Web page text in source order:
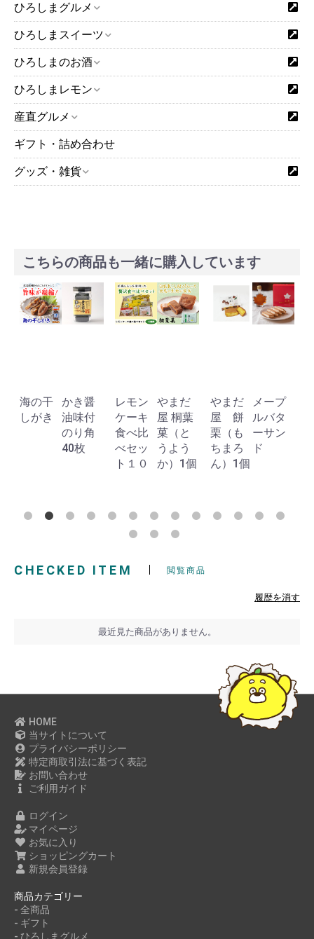
ひろしまグルメ
ひろしまスイーツ
ひろしまのお酒
ひろしまレモン
産直グルメ
ギフト・詰め合わせ
グッズ・雑貨
こちらの商品も一緒に購入しています
海の干
しがき
かき醤
油味付
のり角
40枚
レモン
ケーキ
食べ比
べセッ
ト１０
やまだ
屋 桐葉
菓（と
うよう
か）1個
やまだ
屋 餅
栗（も
ちまろ
ん）1個
メープ
ルバタ
ーサン
ド
CHECKED ITEM 閲覧商品
履歴を消す
最近見た商品がありません。
HOME
当サイトについて
プライバシーポリシー
特定商取引法に基づく表記
お問い合わせ
ご利用ガイド
ログイン
マイページ
お気に入り
ショッピングカート
新規会員登録
商品カテゴリー
- 全商品
- ギフト
- ひろしまグルメ